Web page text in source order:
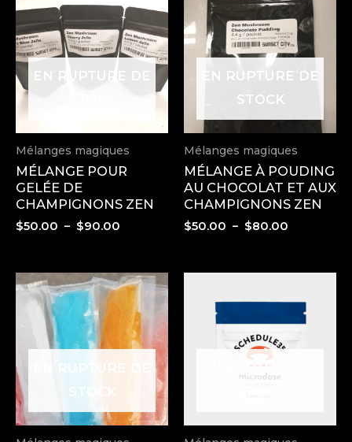
$59.00
EN RUPTURE DE
Mélanges magiques
MÉLANGE POUR
GELÉE DE
CHAMPIGNONS ZEN
$50.00 – $90.00
$50.00
à
$90.00
EN RUPTURE DE
STOCK
Mélanges magiques
MÉLANGE À POUDING
AU CHOCOLAT ET AUX
CHAMPIGNONS ZEN
$50.00 – $80.00
$50.00
$80.00
EN RUPTURE DE
STOCK
EN RUPTURE DE